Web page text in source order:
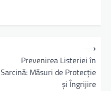
Prevenirea Listeriei în
Sarcină: Măsuri de Protecție
și Îngrijire
⟶